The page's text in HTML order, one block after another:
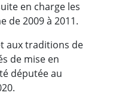
en charge les
de 2009 à 2011.
aux traditions de
de mise en
députée au